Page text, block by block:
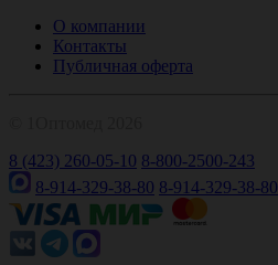
О компании
Контакты
Публичная оферта
8 (423) 260-05-10 8-800-2500-243
8-914-329-38-80 8-914-329-38-80